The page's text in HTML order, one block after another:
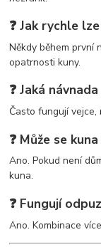
❓ Jak rychle
Někdy během první
opatrnosti kuny.
❓ Jaká
Často fungují vejce,
❓ Může se
Ano. Pokud není
kuna.
❓ Fungují
Ano. Kombinace